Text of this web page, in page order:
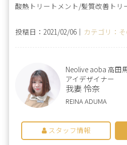
酸熱トリートメント/髪質改善トリ
投稿日：2021/02/06｜ カテゴリ：
Neolive aoba 高田
アイデザイナー
我妻 怜奈
REINA ADUMA
スタッフ情報